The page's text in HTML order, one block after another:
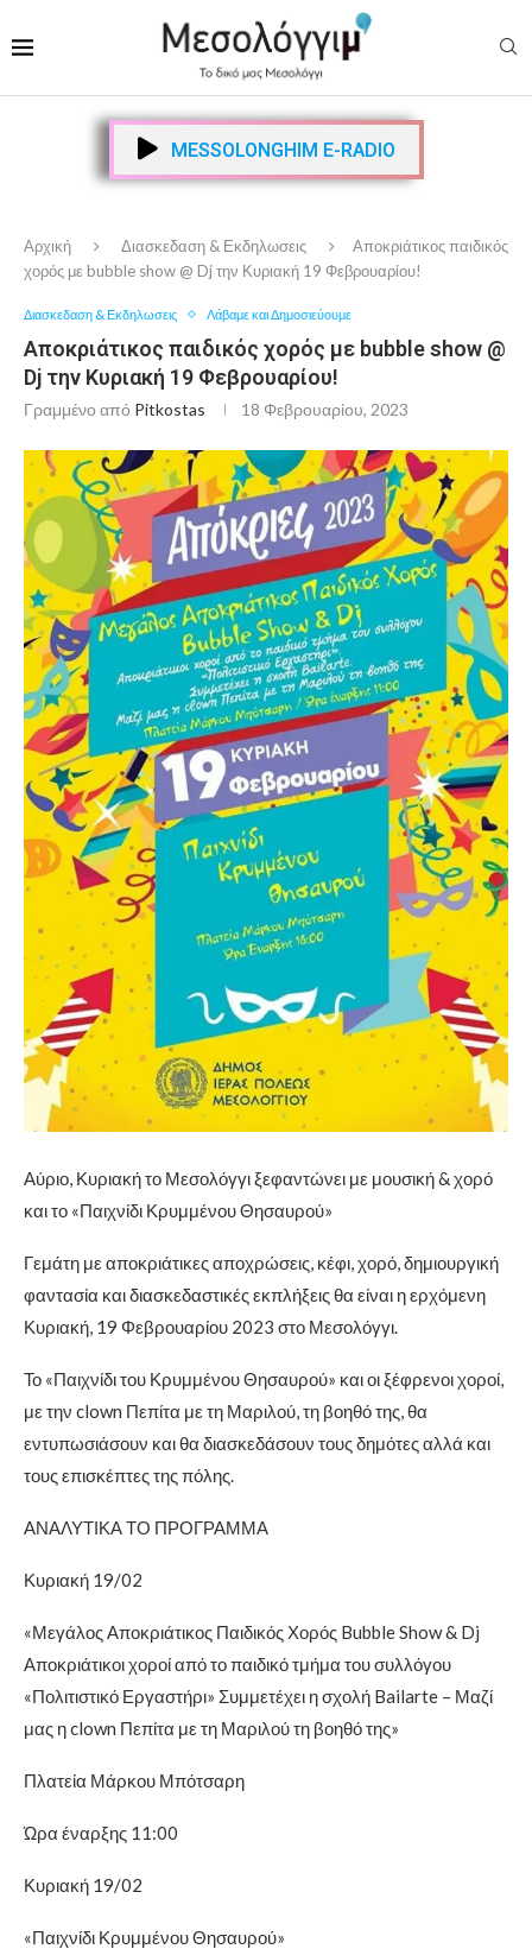
MESSOLONGHIM E-RADIO
Αρχική Διασκεδαση & Εκδηλωσεις
Αποκριάτικος παιδικός
χορός με bubble show @ Dj την Κυριακή 19 Φεβρουαρίου!
Διασκεδαση & Εκδηλωσεις Λάβαμε και Δημοσιεύουμε
Αποκριάτικος παιδικός χορός με bubble show @
Dj την Κυριακή 19 Φεβρουαρίου!
Γραμμένο από Pitkostas 18 Φεβρουαρίου, 2023
Αύριο, Κυριακή το Μεσολόγγι ξεφαντώνει με μουσική & χορό
και το «Παιχνίδι Κρυμμένου Θησαυρού»
Γεμάτη με αποκριάτικες αποχρώσεις, κέφι, χορό, δημιουργική
φαντασία και διασκεδαστικές εκπλήξεις θα είναι η ερχόμενη
Κυριακή, 19 Φεβρουαρίου 2023 στο Μεσολόγγι.
Το «Παιχνίδι του Κρυμμένου Θησαυρού» και οι ξέφρενοι χοροί,
με την clown Πεπίτα με τη Μαριλού, τη βοηθό της, θα
εντυπωσιάσουν και θα διασκεδάσουν τους δημότες αλλά και
τους επισκέπτες της πόλης.
ΑΝΑΛΥΤΙΚΑ ΤΟ ΠΡΟΓΡΑΜΜΑ
Κυριακή 19/02
«Μεγάλος Αποκριάτικος Παιδικός Χορός Bubble Show & Dj
Αποκριάτικοι χοροί από το παιδικό τμήμα του συλλόγου
«Πολιτιστικό Εργαστήρι» Συμμετέχει η σχολή Bailarte – Μαζί
μας η clown Πεπίτα με τη Μαριλού τη βοηθό της»
Πλατεία Μάρκου Μπότσαρη
Ώρα έναρξης 11:00
Κυριακή 19/02
«Παιχνίδι Κρυμμένου Θησαυρού»